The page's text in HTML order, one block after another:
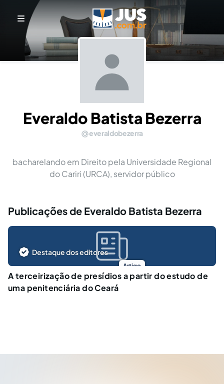
Everaldo Batista Bezerra
everaldobezerra
bacharelando em Direito pela Universidade Regional
do Cariri (URCA), servidor público
Publicações de Everaldo Batista Bezerra
Artigo
Destaque dos editores
A terceirização de presídios a partir do estudo de
uma penitenciária do Ceará